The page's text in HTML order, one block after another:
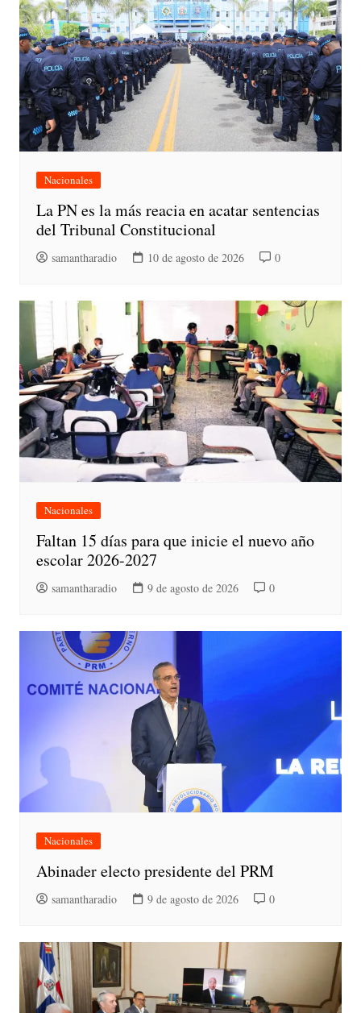
Nacionales
La PN es la más reacia en acatar sentencias
del Tribunal Constitucional
samantharadio 10 de agosto de 2026 0
Nacionales
Faltan 15 días para que inicie el nuevo año
escolar 2026-2027
samantharadio 9 de agosto de 2026 0
Nacionales
Abinader electo presidente del PRM
samantharadio 9 de agosto de 2026 0